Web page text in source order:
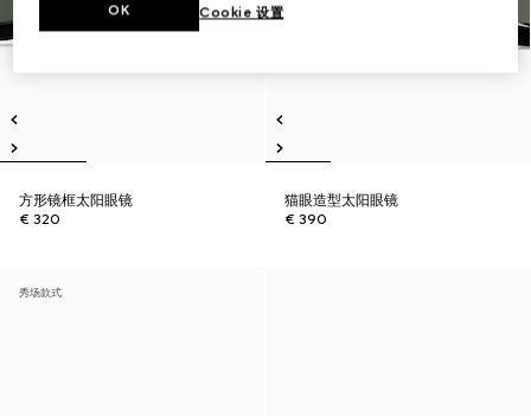
方形镜框太阳眼镜
€ 320
猫眼造型太阳眼镜
€ 390
秀场款式
Cookie 设置
OK